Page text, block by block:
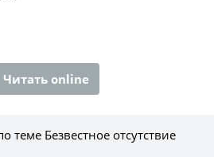
Читать online
теме Безвестное отсутствие